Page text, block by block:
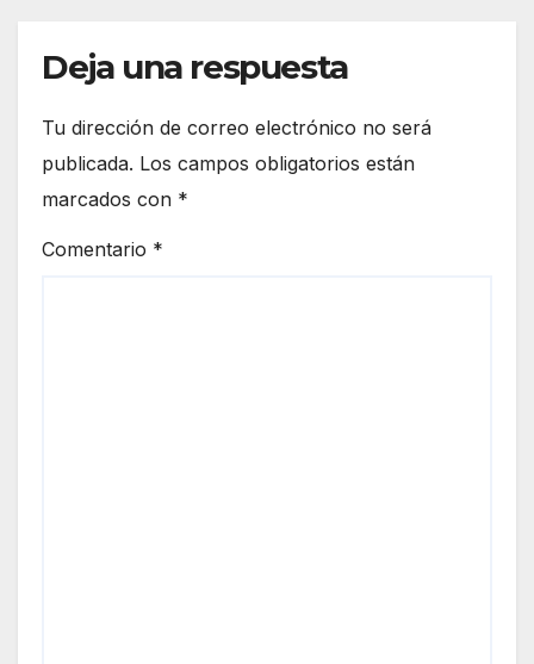
Deja una respuesta
Tu dirección de correo electrónico no será
publicada. Los campos obligatorios están
marcados con *
Comentario *